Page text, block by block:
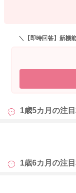
ので、トライ&エラ
な？ごちそうさま
食べないからと後
くて大丈夫です。
の時間にしっかり
足りない栄養は間
うにすると安心です
＼【即時回答】新機
1歳5カ月の注
1歳6カ月の注